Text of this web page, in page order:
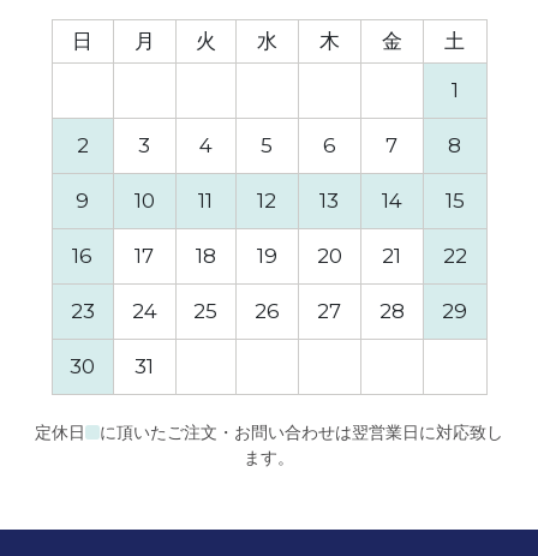
日 月 火 水 木 金 土
1
2 3 4 5 6 7 8
9 10 11 12 13 14 15
16 17 18 19 20 21 22
23 24 25 26 27 28 29
30 31
定休日
に頂いたご注文・お問い合わせは翌営業日に対応致し
ます。